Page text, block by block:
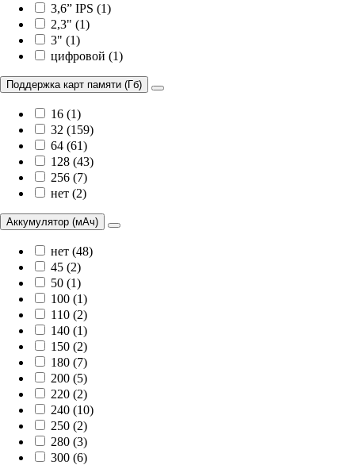
3,6” IPS (1)
2,3" (1)
3" (1)
цифровой (1)
Поддержка карт памяти (Гб)
16 (1)
32 (159)
64 (61)
128 (43)
256 (7)
нет (2)
Аккумулятор (мАч)
нет (48)
45 (2)
50 (1)
100 (1)
110 (2)
140 (1)
150 (2)
180 (7)
200 (5)
220 (2)
240 (10)
250 (2)
280 (3)
300 (6)